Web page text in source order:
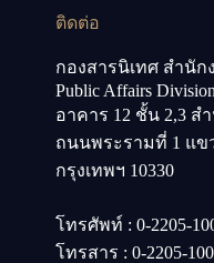
ทักษะ และสมรรถนะ ครั้งที่
๒ ด้วยการสอบสัมภาษณ์
ติดต่อ
กองสารนิเทศ สำนั
Public Affairs
อาคาร 12 ชั้น 2,3 ส
ถนนพระรามที่ 1 แ
กรุงเทพฯ 10330
โทรศัพท์ : 0-2205-
โทรสาร : 0-2205-